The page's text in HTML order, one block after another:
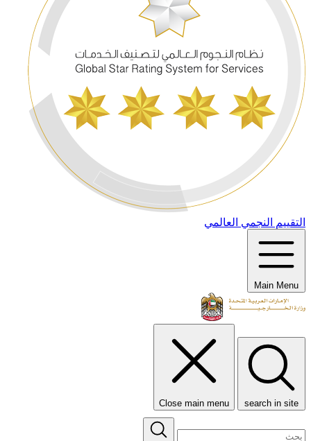
التقييم النجمي العالمي
Main Menu
search in site
Close main menu